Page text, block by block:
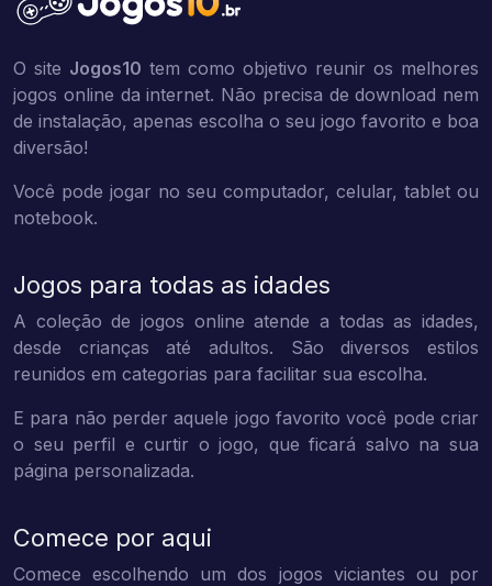
O site Jogos10 tem como objetivo reunir os melhores
jogos online da internet. Não precisa de download nem
de instalação, apenas escolha o seu jogo favorito e boa
diversão!
Você pode jogar no seu computador, celular, tablet ou
notebook.
Jogos para todas as idades
A coleção de jogos online atende a todas as idades,
desde crianças até adultos. São diversos estilos
reunidos em categorias para facilitar sua escolha.
E para não perder aquele jogo favorito você pode criar
o seu perfil e curtir o jogo, que ficará salvo na sua
página personalizada.
Comece por aqui
Comece escolhendo um dos jogos viciantes ou por